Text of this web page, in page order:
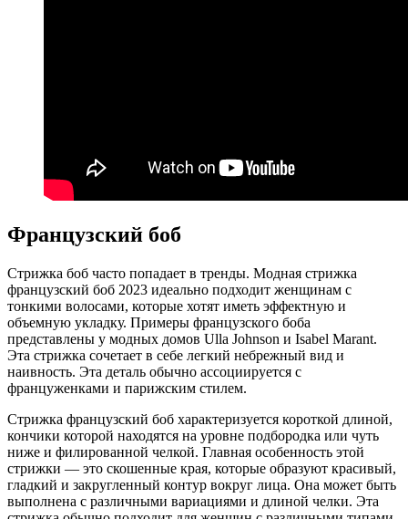
Французский боб
Стрижка боб часто попадает в тренды. Модная стрижка
французский боб 2023 идеально подходит женщинам с
тонкими волосами, которые хотят иметь эффектную и
объемную укладку. Примеры французского боба
представлены у модных домов Ulla Johnson и Isabel Marant.
Эта стрижка сочетает в себе легкий небрежный вид и
наивность. Эта деталь обычно ассоциируется с
француженками и парижским стилем.
Стрижка французский боб характеризуется короткой длиной,
кончики которой находятся на уровне подбородка или чуть
ниже и филированной челкой. Главная особенность этой
стрижки — это скошенные края, которые образуют красивый,
гладкий и закругленный контур вокруг лица. Она может быть
выполнена с различными вариациями и длиной челки. Эта